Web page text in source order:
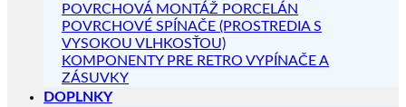
POVRCHOVÁ MONTÁŽ PORCELÁN
POVRCHOVÉ SPÍNAČE (PROSTREDIA S
VYSOKOU VLHKOSŤOU)
KOMPONENTY PRE RETRO VYPÍNAČE A
ZÁSUVKY
DOPLNKY